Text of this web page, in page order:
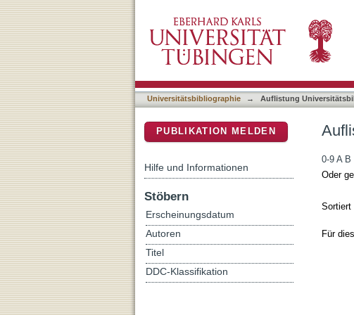
Universitätsbibliographie → Auflistung
0-9 A B
Oder
Sortiert
Für
PUBLIKATION MELDEN
Hilfe und Informationen
Stöbern
Erscheinungsdatum
Autoren
Titel
DDC-Klassifikation